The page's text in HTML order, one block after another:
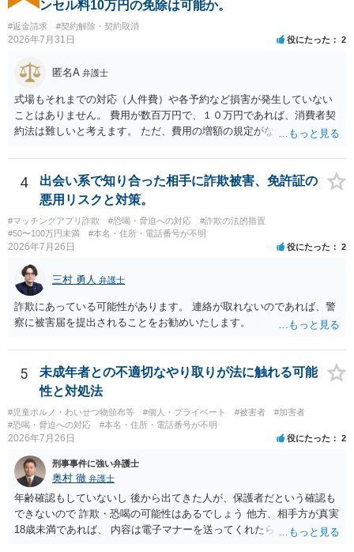
ンセル料10万円の免除は可能か。
#返金請求 #契約解除・契約取消
2026年7月31日 役にたった 2
匿名A 弁護士
式場もそれまでの対応（人件費）や各予約など損害が発生していない
ことはありません。 費用が数百万円で、１０万円であれば、消費者契
約法は難しいと考えます。 ただ、費用の増額の規定がなかったのに増
ということになり、解約するのは理由がないことになります。
4
出会い系で知り合った相手に詐欺被害、免許証の
悪用リスクと対策。
#マッチングアプリ詐欺 #恐喝・脅迫への対応
#詐欺の法的措置
#50〜100万円未満
#本名・住所・電話番号が不明
2026年7月26日 役にたった 2
三村 勇人 弁護士
詐欺にあっている可能性があります。 連絡が取れないのであれば、警
察に被害届を提出されることをお勧めいたします。
5
未成年者との不適切なやり取りが法に触れる可能
性と対処法
#児童ポルノ・わいせつ物頒布等 #個人・プライベート #被害者
#加害者
#恐喝・脅迫への対応
#本名・住所・電話番号が不明
2026年7月26日 役にたった 2
刑事事件に強い弁護士
奥村 徹 弁護士
年齢確認もしていないし 後から出てきた人が、保護者だという確認も
できないので 詐欺・恐喝の可能性はあるでしょう 他方、相手方が真実
18歳未満であれば、 内容は電子マナーを送ってくれたら自慰行為など